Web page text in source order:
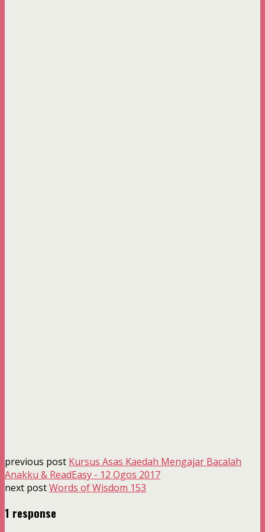
previous post Kursus Asas Kaedah Mengajar Bacalah
Anakku & ReadEasy - 12 Ogos 2017
next postWords of Wisdom 153
1 response